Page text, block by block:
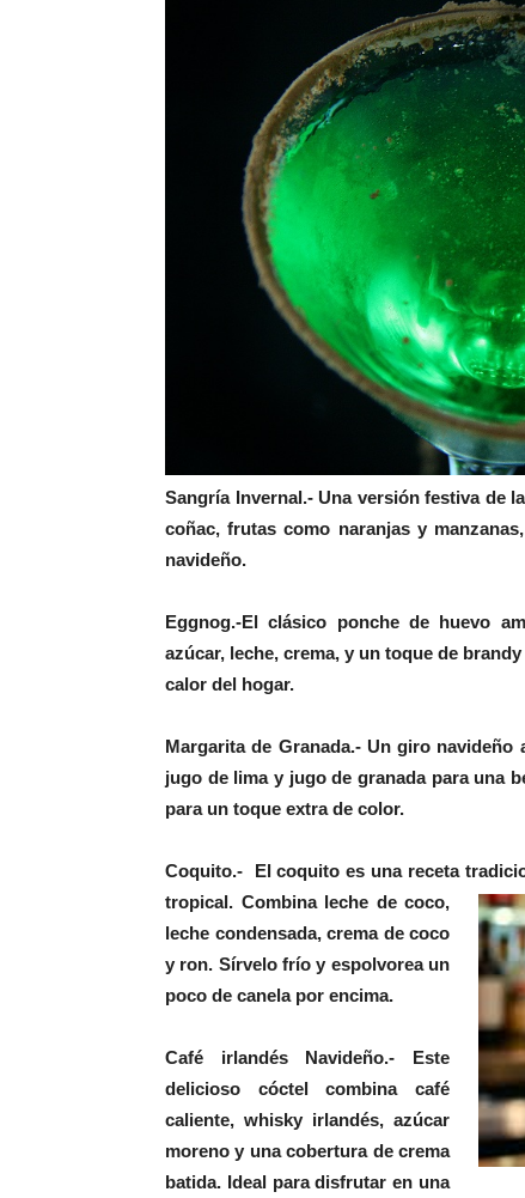
Sangría Invernal.- Una versión festiva de
coñac, frutas como naranjas y
navideño.
Eggnog.-El clásico ponche de huevo
azúcar, leche, crema, y un toque de
calor del hogar.
Margarita de Granada.- Un giro navideño
jugo de lima y jugo de granada para una
para un toque extra de color.
Coquito.- El coquito es una receta
tropical. Combina leche de coco,
leche condensada, crema de coco
y ron. Sírvelo frío y espolvorea un
poco de canela por encima.
Café irlandés Navideño.- Este
delicioso cóctel combina café
caliente, whisky irlandés, azúcar
moreno y una cobertura de crema
batida. Ideal para disfrutar en una